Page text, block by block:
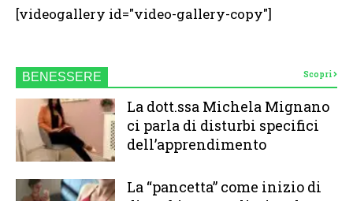
[videogallery id="video-gallery-copy"]
BENESSERE Scopri
La dott.ssa Michela Mignano
ci parla di disturbi specifici
dell’apprendimento
La “pancetta” come inizio di